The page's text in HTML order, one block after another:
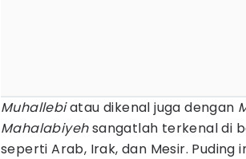
Muhallebiatau dikenal juga dengan
Mahalabiyehsangatlah terkenal di
seperti Arab, Irak, dan Mesir. Puding